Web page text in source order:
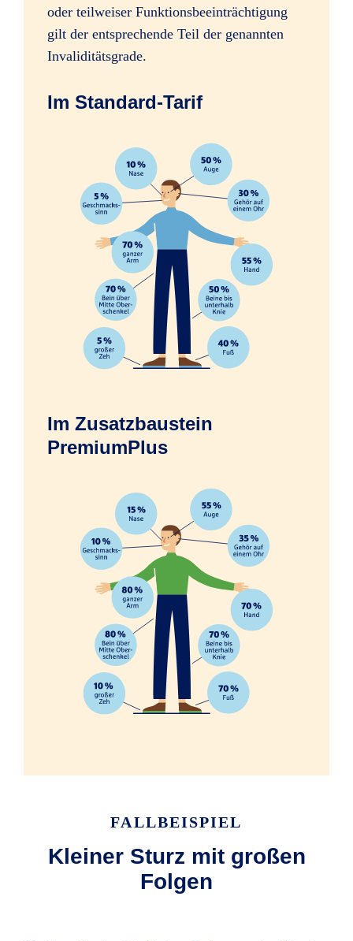
Sofortleistung bei schweren
Verletzungen, z.B. Amputation einer
ab 35 %
Psychologische Beratung nach
schweren Unfällen
Folgen psychischer und nervöser
Störungen
Erfrierungen infolge eines Unfalls
oder teilweiser Funktionsbeeinträchtigung
gilt der entsprechende Teil der genannten
Invaliditätsgrade.
Im Standard-Tarif
Im Zusatzbaustein
PremiumPlus
FALLBEISPIEL
Kleiner Sturz mit großen
Folgen